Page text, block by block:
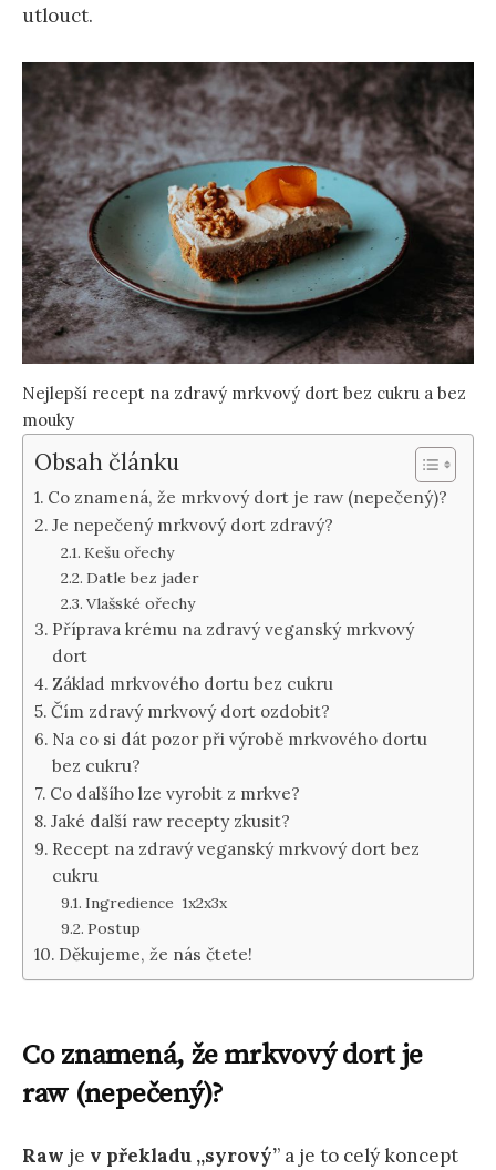
utlouct.
Nejlepší recept na zdravý mrkvový dort bez cukru a bez
mouky
Obsah článku
Co znamená, že mrkvový dort je raw (nepečený)?
Je nepečený mrkvový dort zdravý?
Kešu ořechy
Datle bez jader
Vlašské ořechy
Příprava krému na zdravý veganský mrkvový
dort
Základ mrkvového dortu bez cukru
Čím zdravý mrkvový dort ozdobit?
Na co si dát pozor při výrobě mrkvového dortu
bez cukru?
Co dalšího lze vyrobit z mrkve?
Jaké další raw recepty zkusit?
Recept na zdravý veganský mrkvový dort bez
cukru
Ingredience 1x2x3x
Postup
Děkujeme, že nás čtete!
Co znamená, že mrkvový dort je
raw (nepečený)?
Raw je v překladu ‚‚syrový’’ a je to celý koncept